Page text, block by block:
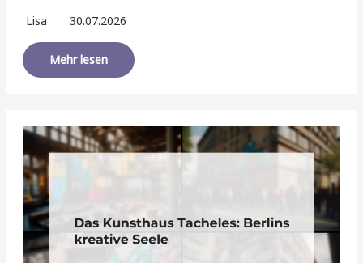
Lisa 30.07.2026
Mehr lesen